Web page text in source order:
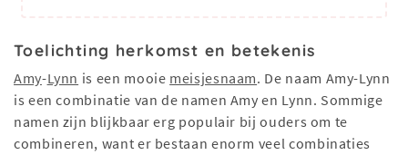
Toelichting herkomst en betekenis
Amy-Lynn is een mooie meisjesnaam. De naam Amy-Lynn
is een combinatie van de namen Amy en Lynn. Sommige
namen zijn blijkbaar erg populair bij ouders om te
combineren, want er bestaan enorm veel combinaties